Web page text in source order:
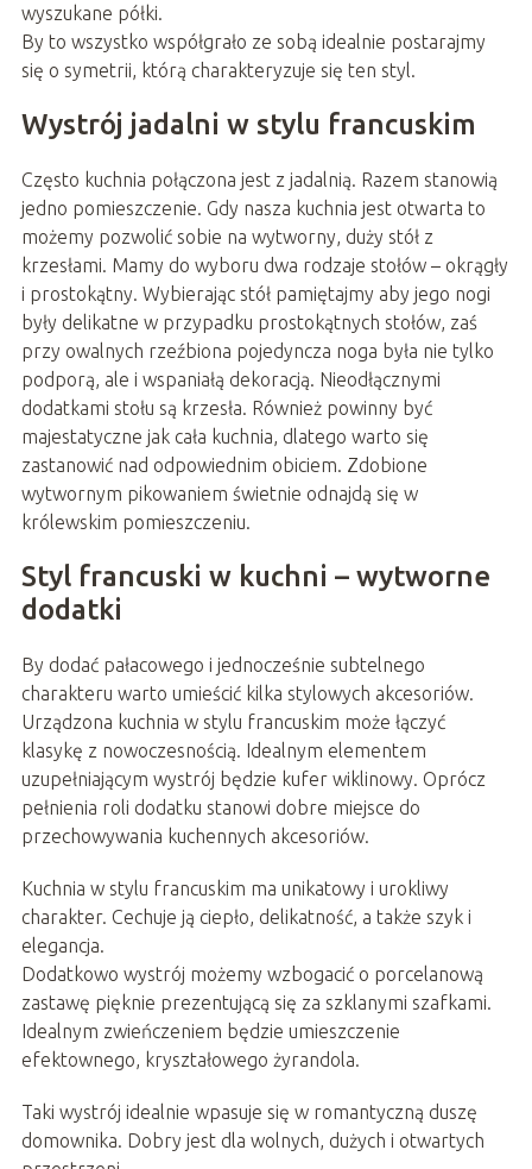
wyszukane półki.
By to wszystko współgrało ze sobą idealnie postarajmy
się o symetrii, którą charakteryzuje się ten styl.
Wystrój jadalni w stylu francuskim
Często kuchnia połączona jest z jadalnią. Razem stanowią
jedno pomieszczenie. Gdy nasza kuchnia jest otwarta to
możemy pozwolić sobie na wytworny, duży stół z
krzesłami. Mamy do wyboru dwa rodzaje stołów – okrągły
i prostokątny. Wybierając stół pamiętajmy aby jego nogi
były delikatne w przypadku prostokątnych stołów, zaś
przy owalnych rzeźbiona pojedyncza noga była nie tylko
podporą, ale i wspaniałą dekoracją. Nieodłącznymi
dodatkami stołu są krzesła. Również powinny być
majestatyczne jak cała kuchnia, dlatego warto się
zastanowić nad odpowiednim obiciem. Zdobione
wytwornym pikowaniem świetnie odnajdą się w
królewskim pomieszczeniu.
Styl francuski w kuchni – wytworne
dodatki
By dodać pałacowego i jednocześnie subtelnego
charakteru warto umieścić kilka stylowych akcesoriów.
Urządzona kuchnia w stylu francuskim może łączyć
klasykę z nowoczesnością. Idealnym elementem
uzupełniającym wystrój będzie kufer wiklinowy. Oprócz
pełnienia roli dodatku stanowi dobre miejsce do
przechowywania kuchennych akcesoriów.
Kuchnia w stylu francuskim ma unikatowy i urokliwy
charakter. Cechuje ją ciepło, delikatność, a także szyk i
elegancja.
Dodatkowo wystrój możemy wzbogacić o porcelanową
zastawę pięknie prezentującą się za szklanymi szafkami.
Idealnym zwieńczeniem będzie umieszczenie
efektownego, kryształowego żyrandola.
Taki wystrój idealnie wpasuje się w romantyczną duszę
domownika. Dobry jest dla wolnych, dużych i otwartych